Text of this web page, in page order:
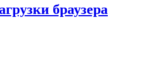
браузера